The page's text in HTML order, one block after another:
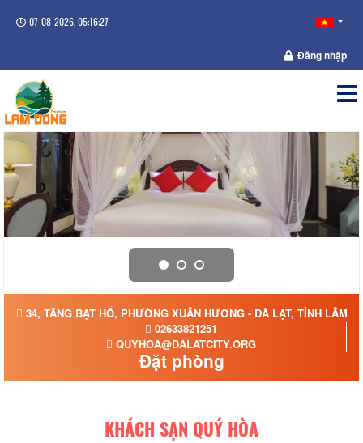
07-08-2026, 05:16:27
Đăng nhập
34, TĂNG BẠT HỔ, PHƯỜNG XUÂN HƯƠNG - ĐÀ LẠT, TỈNH LÂM
02633821251
QUYHOA@DALATCITY.ORG
Đặt phòng
KHÁCH SẠN QUÝ HÒA